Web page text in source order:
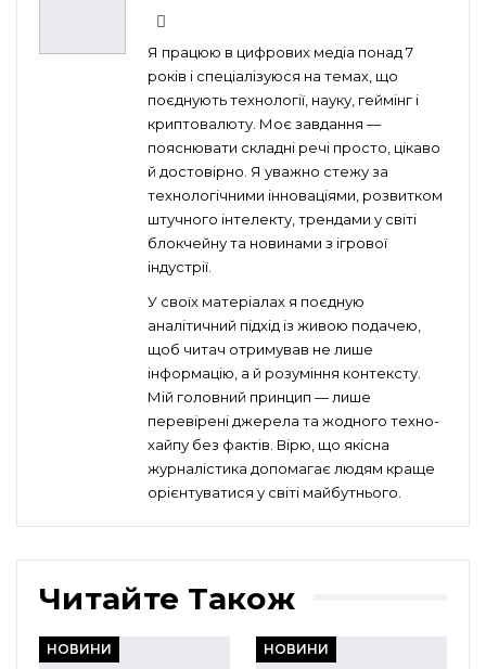
Я працюю в цифрових медіа понад 7
років і спеціалізуюся на темах, що
поєднують технології, науку, геймінг і
криптовалюту. Моє завдання —
пояснювати складні речі просто, цікаво
й достовірно. Я уважно стежу за
технологічними інноваціями, розвитком
штучного інтелекту, трендами у світі
блокчейну та новинами з ігрової
індустрії.
У своїх матеріалах я поєдную
аналітичний підхід із живою подачею,
щоб читач отримував не лише
інформацію, а й розуміння контексту.
Мій головний принцип — лише
перевірені джерела та жодного техно-
хайпу без фактів. Вірю, що якісна
журналістика допомагає людям краще
орієнтуватися у світі майбутнього.
Читайте Також
НОВИНИ НОВИНИ